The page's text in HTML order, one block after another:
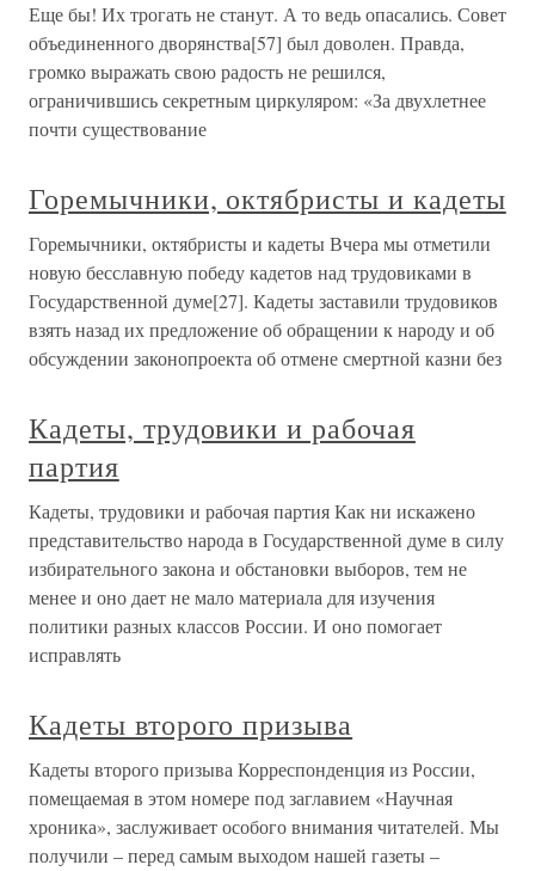
Еще бы! Их трогать не станут. А то ведь опасались. Совет
объединенного дворянства[57] был доволен. Правда,
громко выражать свою радость не решился,
ограничившись секретным циркуляром: «За двухлетнее
почти существование
Горемычники, октябристы и кадеты
Горемычники, октябристы и кадеты Вчера мы отметили
новую бесславную победу кадетов над трудовиками в
Государственной думе[27]. Кадеты заставили трудовиков
взять назад их предложение об обращении к народу и об
обсуждении законопроекта об отмене смертной казни без
Кадеты, трудовики и рабочая
партия
Кадеты, трудовики и рабочая партия Как ни искажено
представительство народа в Государственной думе в силу
избирательного закона и обстановки выборов, тем не
менее и оно дает не мало материала для изучения
политики разных классов России. И оно помогает
исправлять
Кадеты второго призыва
Кадеты второго призыва Корреспонденция из России,
помещаемая в этом номере под заглавием «Научная
хроника», заслуживает особого внимания читателей. Мы
получили – перед самым выходом нашей газеты –